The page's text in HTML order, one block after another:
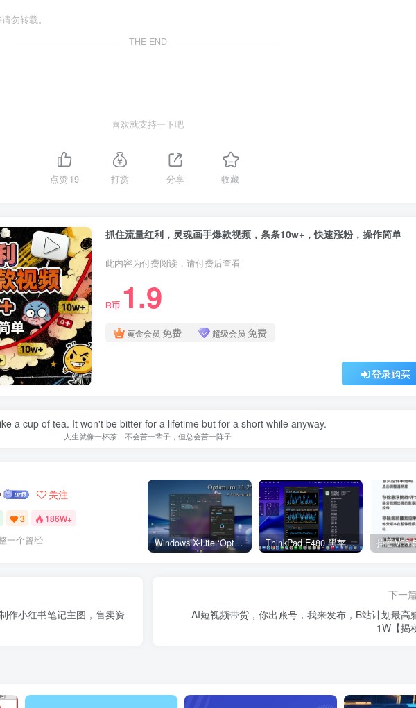
勿转载。
THE END
喜欢就支持一下吧
点赞19 打赏 分享 收藏
抓住流量红利，灵魂画手爆款视频，条条10w+，快速涨粉，操作简单
此内容为付费阅读，请付费后查看
R币 1.9
黄金会员 免费 超级会员 免费
登录购买
a cup of tea. It won't be bitter for a lifetime but for a short while anyway.
人生就像一杯茶，不会苦一辈子，但总会苦一阵子
关注
3 186W+
一个曾经 Windows X-Lite ‘Optimum 11’ 25H2 Pro v2 ThinkPad E480 黑苹果完美Tahoe的EFI分享（2026.03.01更新） 抖音
作小红书笔记主图，售卖资
下一
AI短视频带货，你出账号，我来发布，B站计划最高
1W【揭